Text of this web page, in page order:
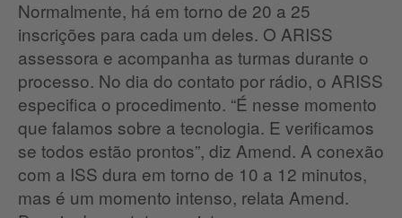
Normalmente, há em torno de 20 a 25
inscrições para cada um deles. O ARISS
assessora e acompanha as turmas durante o
processo. No dia do contato por rádio, o ARISS
especifica o procedimento. “É nesse momento
que falamos sobre a tecnologia. E verificamos
se todos estão prontos”, diz Amend. A conexão
com a ISS dura em torno de 10 a 12 minutos,
mas é um momento intenso, relata Amend.